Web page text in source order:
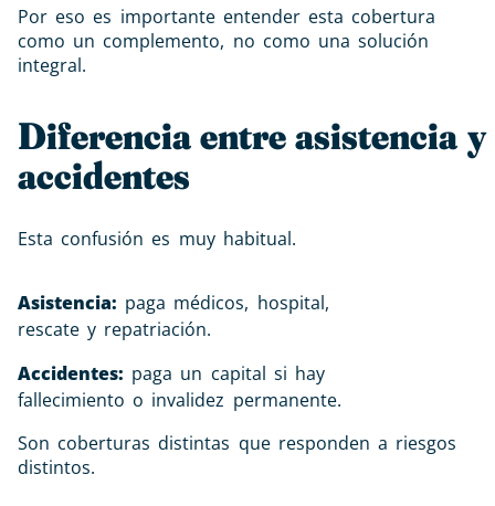
Por eso es importante entender esta cobertura
como un complemento, no como una solución
integral.
Diferencia entre asistencia y
accidentes
Esta confusión es muy habitual.
Asistencia: paga médicos, hospital,
rescate y repatriación.
Accidentes: paga un capital si hay
fallecimiento o invalidez permanente.
Son coberturas distintas que responden a riesgos
distintos.